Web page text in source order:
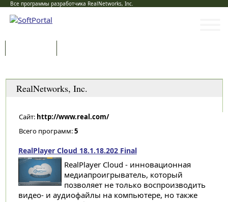
Все программы разработчика RealNetworks, Inc.
RealNetworks, Inc.
Сайт: http://www.real.com/
Всего программ:5
RealPlayer Cloud 18.1.18.202 Final
RealPlayer Cloud - инновационная
медиапроигрыватель, который
позволяет не только воспроизводить
видео- и аудиофайлы на компьютере, но также